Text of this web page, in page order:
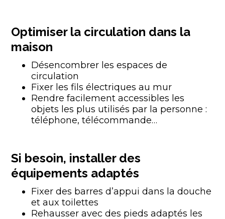
Optimiser la circulation dans la
maison
Désencombrer les espaces de
circulation
Fixer les fils électriques au mur
Rendre facilement accessibles les
objets les plus utilisés par la personne :
téléphone, télécommande…
Si besoin, installer des
équipements adaptés
Fixer des barres d’appui dans la douche
et aux toilettes
Rehausser avec des pieds adaptés les